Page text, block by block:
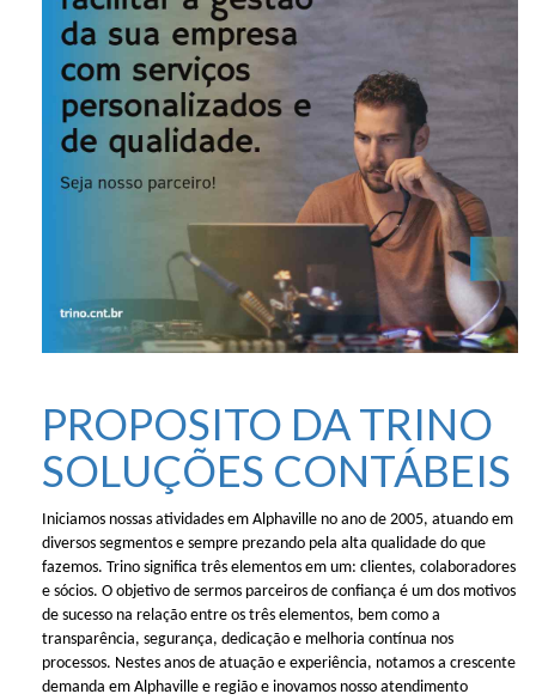
PROPOSITO DA TRINO
SOLUÇÕES CONTÁBEIS
Iniciamos nossas atividades em Alphaville no ano de 2005, atuando em
diversos segmentos e sempre prezando pela alta qualidade do que
fazemos. Trino significa três elementos em um: clientes, colaboradores
e sócios. O objetivo de sermos parceiros de confiança é um dos motivos
de sucesso na relação entre os três elementos, bem como a
transparência, segurança, dedicação e melhoria contínua nos
processos. Nestes anos de atuação e experiência, notamos a crescente
demanda em Alphaville e região e inovamos nosso atendimento